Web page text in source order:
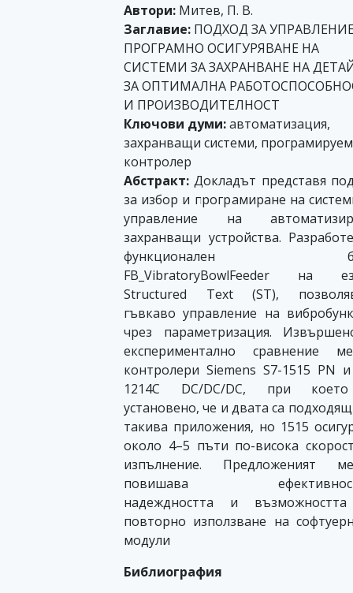
Автори: Митев, П. В.
Заглавие: ПОДХОД ЗА
ПРОГРАМНО ОСИГУРЯВАНЕ НА
СИСТЕМИ ЗА ЗАХРАНВАНЕ НА
ЗА ОПТИМАЛНА
И ПРОИЗВОДИТЕЛНОСТ
Ключови думи:автоматизация,
захранващи системи, програмируем
контролер
Абстракт: Докладът представя
за избор и програмиране на
управление на
захранващи устройства.
функционален
FB_VibratoryBowlFeeder на
Structured Text (ST),
гъвкаво управление на
чрез параметризация.
експериментално сравнение
контролери Siemens S7-1515 PN
1214C DC/DC/DC, при
установено, че и двата са
такива приложения, но 1515
около 4–5 пъти по-висока
изпълнение. Предложеният
повишава
надеждността и
повторно използване на
модули
Библиография